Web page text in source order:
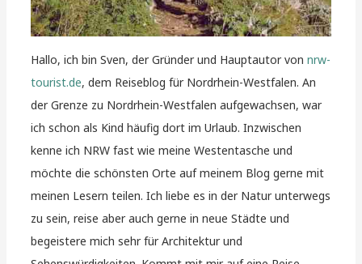
Hallo, ich bin Sven, der Gründer und Hauptautor vonnrw-
tourist.de, dem Reiseblog für Nordrhein-Westfalen. An
der Grenze zu Nordrhein-Westfalen aufgewachsen, war
ich schon als Kind häufig dort im Urlaub. Inzwischen
kenne ich NRW fast wie meine Westentasche und
möchte die schönsten Orte auf meinem Blog gerne mit
meinen Lesern teilen. Ich liebe es in der Natur unterwegs
zu sein, reise aber auch gerne in neue Städte und
begeistere mich sehr für Architektur und